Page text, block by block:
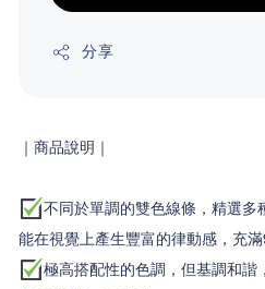
分享
｜商品說明 ｜
不同於單調的雙色線條，精選多
能在視覺上產生豐富的律動感，充
極高搭配性的色調，但基調和